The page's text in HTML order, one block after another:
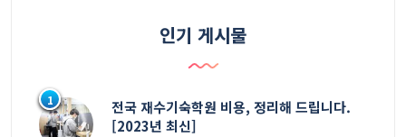
인기 게시물
1
전국 재수기숙학원 비용, 정리해 드립니다.
[2023년 최신]